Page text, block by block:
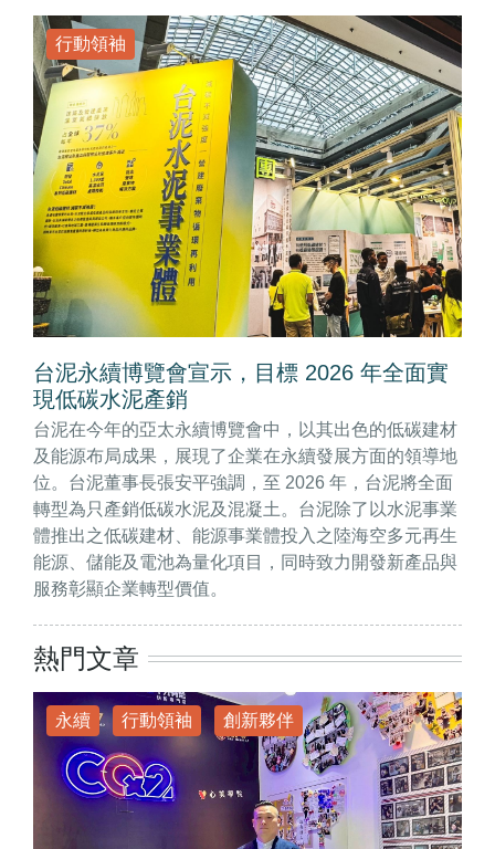
行動領袖
台泥永續博覽會宣示，目標 2026 年全面實
現低碳水泥產銷
台泥在今年的亞太永續博覽會中，以其出色的低碳建材
及能源布局成果，展現了企業在永續發展方面的領導地
位。台泥董事長張安平強調，至 2026 年，台泥將全面
轉型為只產銷低碳水泥及混凝土。台泥除了以水泥事業
體推出之低碳建材、能源事業體投入之陸海空多元再生
能源、儲能及電池為量化項目，同時致力開發新產品與
服務彰顯企業轉型價值。
熱門文章
永續 行動領袖 創新夥伴